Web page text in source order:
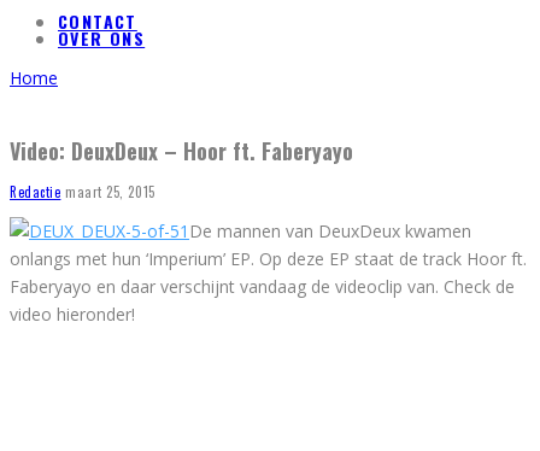
CONTACT
OVER ONS
Home
Video: DeuxDeux – Hoor ft. Faberyayo
Redactie maart 25, 2015
De mannen van DeuxDeux kwamen
onlangs met hun ‘Imperium’ EP. Op deze EP staat de track Hoor ft.
Faberyayo en daar verschijnt vandaag de videoclip van. Check de
video hieronder!